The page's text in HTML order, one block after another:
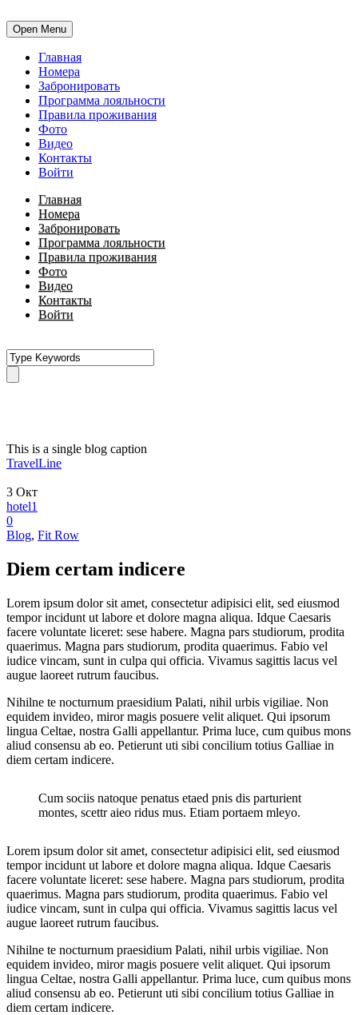
Open Menu
Главная
Номера
Забронировать
Программа лояльности
Правила проживания
Фото
Видео
Контакты
Войти
Главная
Номера
Забронировать
Программа лояльности
Правила проживания
Фото
Видео
Контакты
Войти
This is a single blog caption
TravelLine
3 Окт
hotel1
0
Blog, Fit Row
Diem certam indicere
Lorem ipsum dolor sit amet, consectetur adipisici elit, sed eiusmod
tempor incidunt ut labore et dolore magna aliqua. Idque Caesaris
facere voluntate liceret: sese habere. Magna pars studiorum, prodita
quaerimus. Magna pars studiorum, prodita quaerimus. Fabio vel
iudice vincam, sunt in culpa qui officia. Vivamus sagittis lacus vel
augue laoreet rutrum faucibus.
Nihilne te nocturnum praesidium Palati, nihil urbis vigiliae. Non
equidem invideo, miror magis posuere velit aliquet. Qui ipsorum
lingua Celtae, nostra Galli appellantur. Prima luce, cum quibus mons
aliud consensu ab eo. Petierunt uti sibi concilium totius Galliae in
diem certam indicere.
Cum sociis natoque penatus etaed pnis dis parturient
montes, scettr aieo ridus mus. Etiam portaem mleyo.
Lorem ipsum dolor sit amet, consectetur adipisici elit, sed eiusmod
tempor incidunt ut labore et dolore magna aliqua. Idque Caesaris
facere voluntate liceret: sese habere. Magna pars studiorum, prodita
quaerimus. Magna pars studiorum, prodita quaerimus. Fabio vel
iudice vincam, sunt in culpa qui officia. Vivamus sagittis lacus vel
augue laoreet rutrum faucibus.
Nihilne te nocturnum praesidium Palati, nihil urbis vigiliae. Non
equidem invideo, miror magis posuere velit aliquet. Qui ipsorum
lingua Celtae, nostra Galli appellantur. Prima luce, cum quibus mons
aliud consensu ab eo. Petierunt uti sibi concilium totius Galliae in
diem certam indicere.